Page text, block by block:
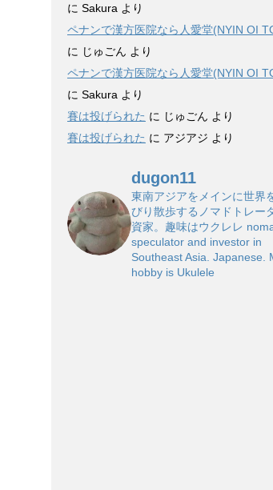
に Sakura より
ペナンで漢方医院なら人愛堂(NYIN OI
に じゅごん より
ペナンで漢方医院なら人愛堂(NYIN OI
に Sakura より
賽は投げられた に じゅごん より
賽は投げられた に アジアジ より
dugon11
東南アジアをメインに世界
びり散歩するノマドトレー
資家。趣味はウクレレ
speculator and investor in
Southeast Asia. Japanese.
hobby is Ukulele